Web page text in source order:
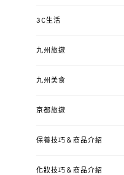
3C生活
九州旅遊
九州美食
京都旅遊
保養技巧＆商品介紹
化妝技巧＆商品介紹